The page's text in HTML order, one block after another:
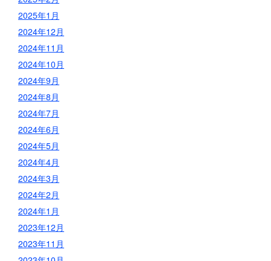
2025年1月
2024年12月
2024年11月
2024年10月
2024年9月
2024年8月
2024年7月
2024年6月
2024年5月
2024年4月
2024年3月
2024年2月
2024年1月
2023年12月
2023年11月